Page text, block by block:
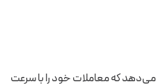
می‌دهد که معاملات خود را با سرعت